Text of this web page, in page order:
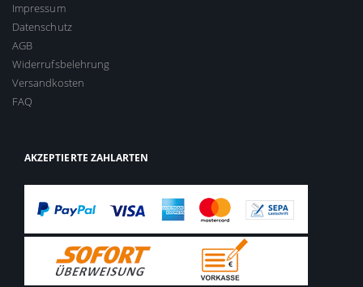
Impressum
Datenschutz
AGB
Widerrufsbelehrung
Versandkosten
FAQ
AKZEPTIERTE ZAHLARTEN